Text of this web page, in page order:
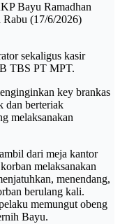
Bayu Ramadhan
Rabu (17/6/2026)
sekaligus kasir
TBS PT MPT.
key brankas
dan berteriak
melaksanakan
dari meja kantor
melaksanakan
menendang,
berulang kali.
memungut obeng
Bayu.